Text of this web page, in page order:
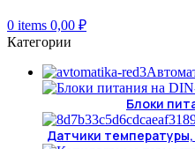
0 items 0,00 ₽
Категории
Блоки
Датчики